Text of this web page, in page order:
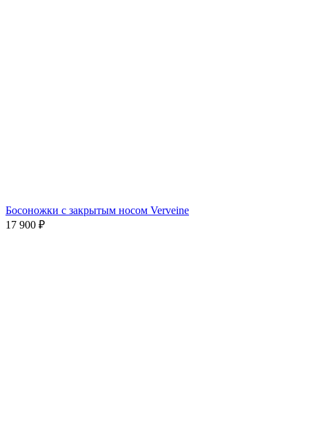
Босоножки с закрытым носом Verveine
17 900 ₽